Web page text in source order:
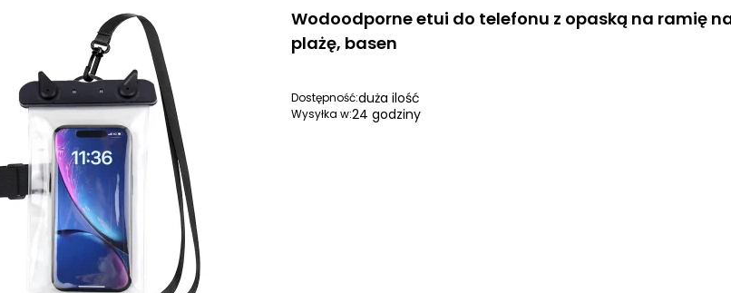
Wodoodporne etui do telefonu z opaską na ramię
plażę, basen
Dostępność:duża ilość
Wysyłka w:24 godziny